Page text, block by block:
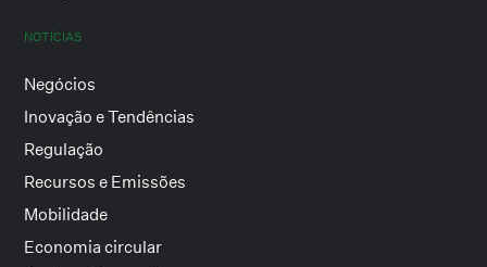
NOTÍCIAS
Negócios
Inovação e Tendências
Regulação
Recursos e Emissões
Mobilidade
Economia circular